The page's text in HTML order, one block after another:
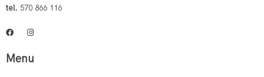
tel. 570 866 116
Menu